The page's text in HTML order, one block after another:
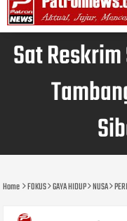
Sat
Home FOKUS GAYA HIDUP NUSA